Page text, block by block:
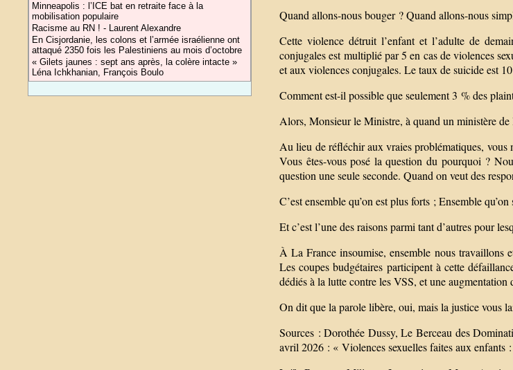
Minneapolis : l’ICE bat en retraite face à la
mobilisation populaire
Racisme au RN ! - Laurent Alexandre
En Cisjordanie, les colons et l’armée israélienne ont
attaqué 2350 fois les Palestiniens au mois d’octobre
« Gilets jaunes : sept ans après, la colère intacte »
Léna Ichkhanian, François Boulo
Quand allons-nous bouger ? Quand allons-nous
Cette violence détruit l’enfant et l’adulte de
conjugales est multiplié par 5 en cas de violences
et aux violences conjugales. Le taux de suicide est
Comment est-il possible que seulement 3 % des
Alors, Monsieur le Ministre, à quand un ministère de
Au lieu de réfléchir aux vraies problématiques, vous
Vous êtes-vous posé la question du pourquoi ?
question une seule seconde. Quand on veut des
C’est ensemble qu’on est plus forts ; Ensemble
Et c’est l’une des raisons parmi tant d’autres pour
À La France insoumise, ensemble nous travaillons
Les coupes budgétaires participent à cette
dédiés à la lutte contre les VSS, et une
On dit que la parole libère, oui, mais la justice vous
Sources : Dorothée Dussy, Le Berceau des
avril 2026 : « Violences sexuelles faites aux enfants